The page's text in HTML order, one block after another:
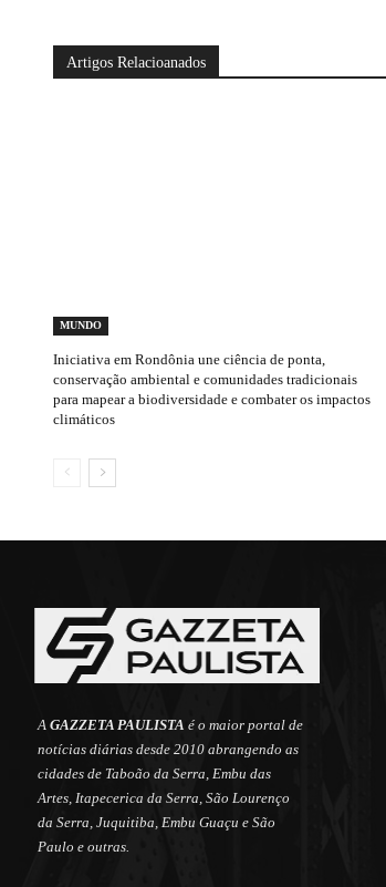
Artigos Relacioanados
MUNDO
Iniciativa em Rondônia une ciência de ponta,
conservação ambiental e comunidades tradicionais
para mapear a biodiversidade e combater os impactos
climáticos
A GAZZETA PAULISTA é o maior portal de
notícias diárias desde 2010 abrangendo as
cidades de Taboão da Serra, Embu das
Artes, Itapecerica da Serra, São Lourenço
da Serra, Juquitiba, Embu Guaçu e São
Paulo e outras.